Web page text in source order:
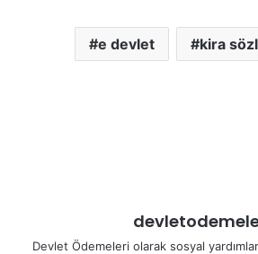
e devlet kira
Devlet Ödemeleri olarak sosyal